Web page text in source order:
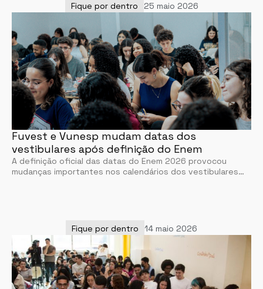
Fique por dentro 25 maio 2026
Fuvest e Vunesp mudam datas dos
vestibulares após definição do Enem
A definição oficial das datas do Enem 2026 provocou
mudanças importantes nos calendários dos vestibulares…
Fique por dentro 14 maio 2026